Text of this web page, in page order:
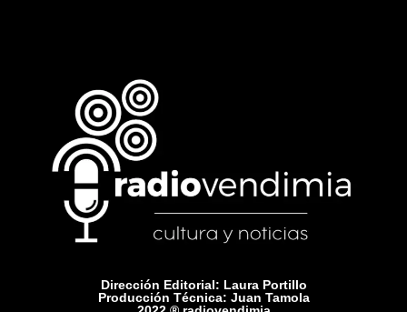
Dirección Editorial: Laura Portillo
Producción Técnica: Juan Tamola